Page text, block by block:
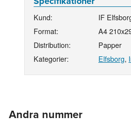
Kund:
IF
Format:
A4
Distribution:
Papper
Kategorier:
Elfsborg,
Andra nummer